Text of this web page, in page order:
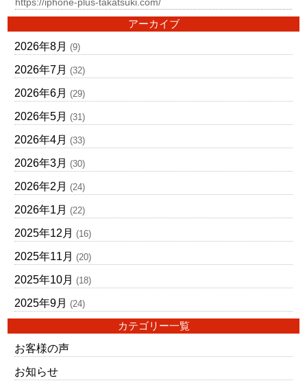
アーカイブ
2026年8月 (9)
2026年7月 (32)
2026年6月 (29)
2026年5月 (31)
2026年4月 (33)
2026年3月 (30)
2026年2月 (24)
2026年1月 (22)
2025年12月 (16)
2025年11月 (20)
2025年10月 (18)
2025年9月 (24)
カテゴリー一覧
お客様の声
お知らせ